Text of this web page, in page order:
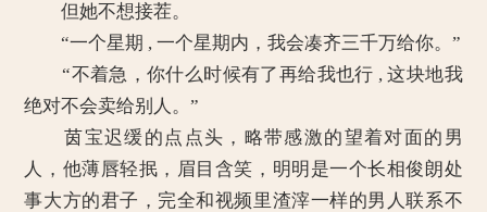
但她不想接茬。
“一个星期 , 一个星期内，我会凑齐三千万给你。”
“不着急，你什么时候有了再给我也行 , 这块地我
绝对不会卖给别人。”
茵宝迟缓的点点头，略带感激的望着对面的男
人，他薄唇轻抿，眉目含笑，明明是一个长相俊朗处
事大方的君子，完全和视频里渣滓一样的男人联系不